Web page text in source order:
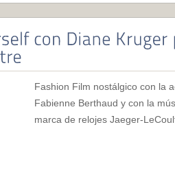
Fashion Film nostálgico con la
Fabienne Berthaud y con la
marca de relojes Jaeger-